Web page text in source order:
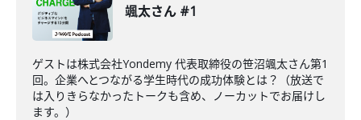
颯太さん #1
ゲストは株式会社Yondemy 代表取締役の笹沼颯太さん第1
回。企業へとつながる学生時代の成功体験とは？（放送で
は入りきらなかったトークも含め、ノーカットでお届けし
ます。）